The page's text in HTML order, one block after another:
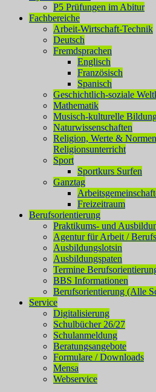
P5 Prüfungen im Abitur
Fachbereiche
Arbeit-Wirtschaft-Technik
Deutsch
Fremdsprachen
Englisch
Französisch
Spanisch
Geschichtlich-soziale
Mathematik
Musisch-kulturelle
Naturwissenschaften
Religion, Werte &
Religionsunterricht
Sport
Sportkurs Surfen
Ganztag
Freizeitraum
Berufsorientierung
Praktikums- und
Agentur für Arbeit /
Ausbildungslotsin
Ausbildungspaten
Termine
BBS Informationen
Berufsorientierung (Alle
Service
Digitalisierung
Schulbücher 26/27
Schulanmeldung
Beratungsangebote
Formulare / Downloads
Mensa
Webservice